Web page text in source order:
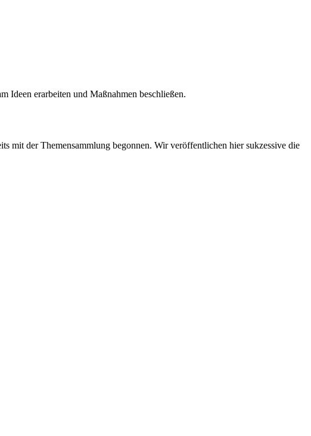
Ideen erarbeiten und Maßnahmen beschließen.
mit der Themensammlung begonnen. Wir veröffentlichen hier sukzessive die